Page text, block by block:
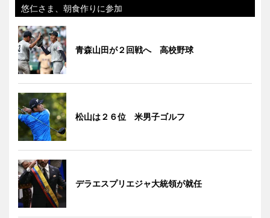
悠仁さま、朝食作りに参加
青森山田が２回戦へ 高校野球
松山は２６位 米男子ゴルフ
デラエスプリエジャ大統領が就任